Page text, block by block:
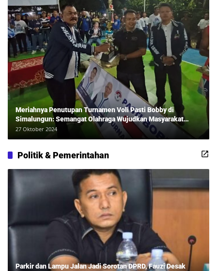
Meriahnya Penutupan Turnamen Voli Pasti Bobby di
Simalungun: Semangat Olahraga Wujudkan Masyarakat
Sehat Bersama Erwan Rozadi dan Ribuan Penonton!
27 Oktober 2024
Politik & Pemerintahan
Parkir dan Lampu Jalan Jadi Sorotan DPRD, Fauzi Desak